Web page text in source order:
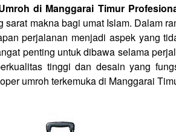
di Manggarai Timur
sarat makna bagi umat Islam. Dalam
perjalanan menjadi aspek yang
penting untuk dibawa selama
tinggi dan desain yang
umroh terkemuka di Manggarai